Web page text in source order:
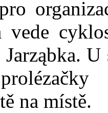
vede
na místě.